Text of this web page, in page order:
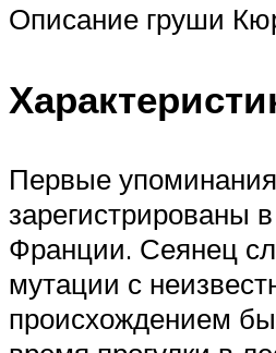
Описание груши
Первые
зарегистрированы
Франции. Сеянец
мутации с
происхождением